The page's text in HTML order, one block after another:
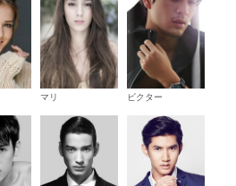
マリ ビクター